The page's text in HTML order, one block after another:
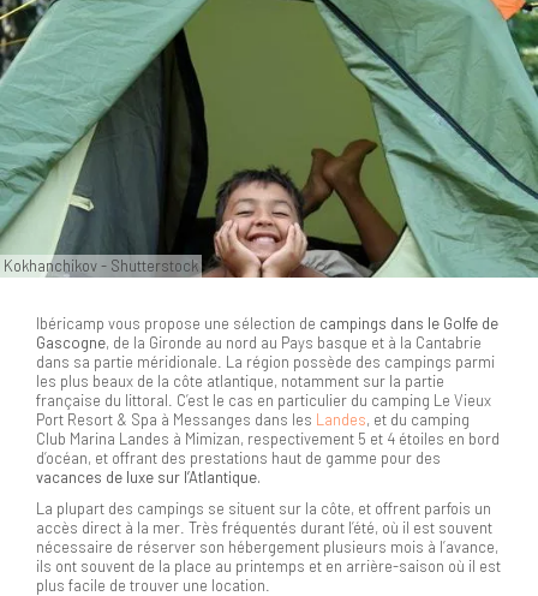
Kokhanchikov - Shutterstock
Ibéricamp vous propose une sélection de campings dans le Golfe de
Gascogne, de la Gironde au nord au Pays basque et à la Cantabrie
dans sa partie méridionale. La région possède des campings parmi
les plus beaux de la côte atlantique, notamment sur la partie
française du littoral. C’est le cas en particulier du camping Le Vieux
Port Resort & Spa à Messanges dans les Landes, et du camping
Club Marina Landes à Mimizan, respectivement 5 et 4 étoiles en bord
d’océan, et offrant des prestations haut de gamme pour des
vacances de luxe sur l’Atlantique.
La plupart des campings se situent sur la côte, et offrent parfois un
accès direct à la mer. Très fréquentés durant l’été, où il est souvent
nécessaire de réserver son hébergement plusieurs mois à l’avance,
ils ont souvent de la place au printemps et en arrière-saison où il est
plus facile de trouver une location.